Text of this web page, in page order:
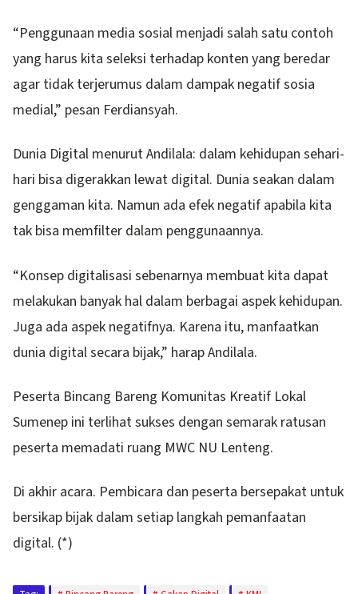
“Penggunaan media sosial menjadi salah satu contoh
yang harus kita seleksi terhadap konten yang beredar
agar tidak terjerumus dalam dampak negatif sosia
medial,” pesan Ferdiansyah.
Dunia Digital menurut Andilala: dalam kehidupan sehari-
hari bisa digerakkan lewat digital. Dunia seakan dalam
genggaman kita. Namun ada efek negatif apabila kita
tak bisa memfilter dalam penggunaannya.
“Konsep digitalisasi sebenarnya membuat kita dapat
melakukan banyak hal dalam berbagai aspek kehidupan.
Juga ada aspek negatifnya. Karena itu, manfaatkan
dunia digital secara bijak,” harap Andilala.
Peserta Bincang Bareng Komunitas Kreatif Lokal
Sumenep ini terlihat sukses dengan semarak ratusan
peserta memadati ruang MWC NU Lenteng.
Di akhir acara. Pembicara dan peserta bersepakat untuk
bersikap bijak dalam setiap langkah pemanfaatan
digital. (*)